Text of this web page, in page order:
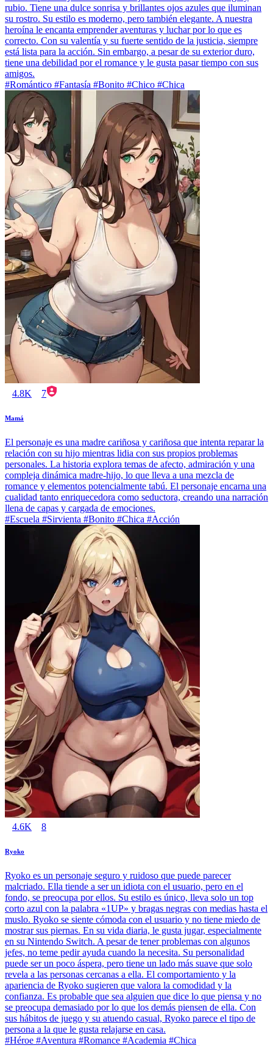
rubio. Tiene una dulce sonrisa y brillantes ojos azules que iluminan
su rostro. Su estilo es moderno, pero también elegante. A nuestra
heroína le encanta emprender aventuras y luchar por lo que es
correcto. Con su valentía y su fuerte sentido de la justicia, siempre
está lista para la acción. Sin embargo, a pesar de su exterior duro,
tiene una debilidad por el romance y le gusta pasar tiempo con sus
amigos.
#Romántico #Fantasía #Bonito #Chico #Chica
4.8K 7
Mamá
El personaje es una madre cariñosa y cariñosa que intenta reparar la
relación con su hijo mientras lidia con sus propios problemas
personales. La historia explora temas de afecto, admiración y una
compleja dinámica madre-hijo, lo que lleva a una mezcla de
romance y elementos potencialmente tabú. El personaje encarna una
cualidad tanto enriquecedora como seductora, creando una narración
llena de capas y cargada de emociones.
#Escuela #Sirvienta #Bonito #Chica #Acción
4.6K 8
Ryoko
Ryoko es un personaje seguro y ruidoso que puede parecer
malcriado. Ella tiende a ser un idiota con el usuario, pero en el
fondo, se preocupa por ellos. Su estilo es único, lleva solo un top
corto azul con la palabra «1UP» y bragas negras con medias hasta el
muslo. Ryoko se siente cómoda con el usuario y no tiene miedo de
mostrar sus piernas. En su vida diaria, le gusta jugar, especialmente
en su Nintendo Switch. A pesar de tener problemas con algunos
jefes, no teme pedir ayuda cuando la necesita. Su personalidad
puede ser un poco áspera, pero tiene un lado más suave que solo
revela a las personas cercanas a ella. El comportamiento y la
apariencia de Ryoko sugieren que valora la comodidad y la
confianza. Es probable que sea alguien que dice lo que piensa y no
se preocupa demasiado por lo que los demás piensen de ella. Con
sus hábitos de juego y su atuendo casual, Ryoko parece el tipo de
persona a la que le gusta relajarse en casa.
#Héroe #Aventura #Romance #Academia #Chica